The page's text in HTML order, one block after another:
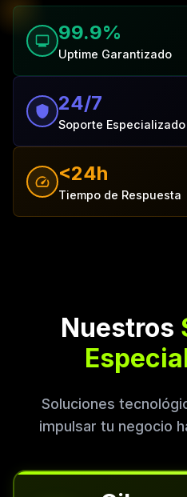
99.9%
Uptime Garantizado
24/7
Soporte Especializado
<24h
Tiempo de Respuesta
Nuestros
Soluciones
impulsar tu negocio